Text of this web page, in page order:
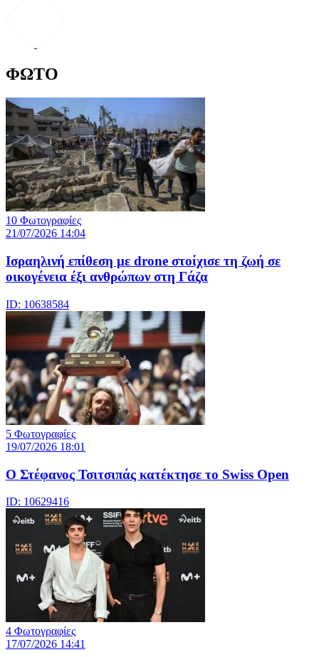
ΦΩΤΟ
10 Φωτογραφίες
21/07/2026 14:04
Iσραηλινή επίθεση με drone στοίχισε τη ζωή σε
οικογένεια έξι ανθρώπων στη Γάζα
ID: 10638584
5 Φωτογραφίες
19/07/2026 18:01
Ο Στέφανος Τσιτσιπάς κατέκτησε το Swiss Open
ID: 10629416
4 Φωτογραφίες
17/07/2026 14:41